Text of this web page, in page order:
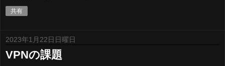
共有
2023年1月22日日曜日
VPNの課題